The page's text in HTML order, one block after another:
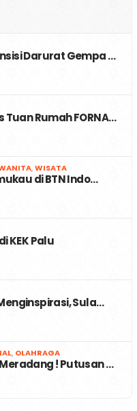
Darurat Gempa …
Rumah FORNA…
,WISATA
di BTN Indo…
KEK Palu
Sula…
, OLAHRAGA
! Putusan …